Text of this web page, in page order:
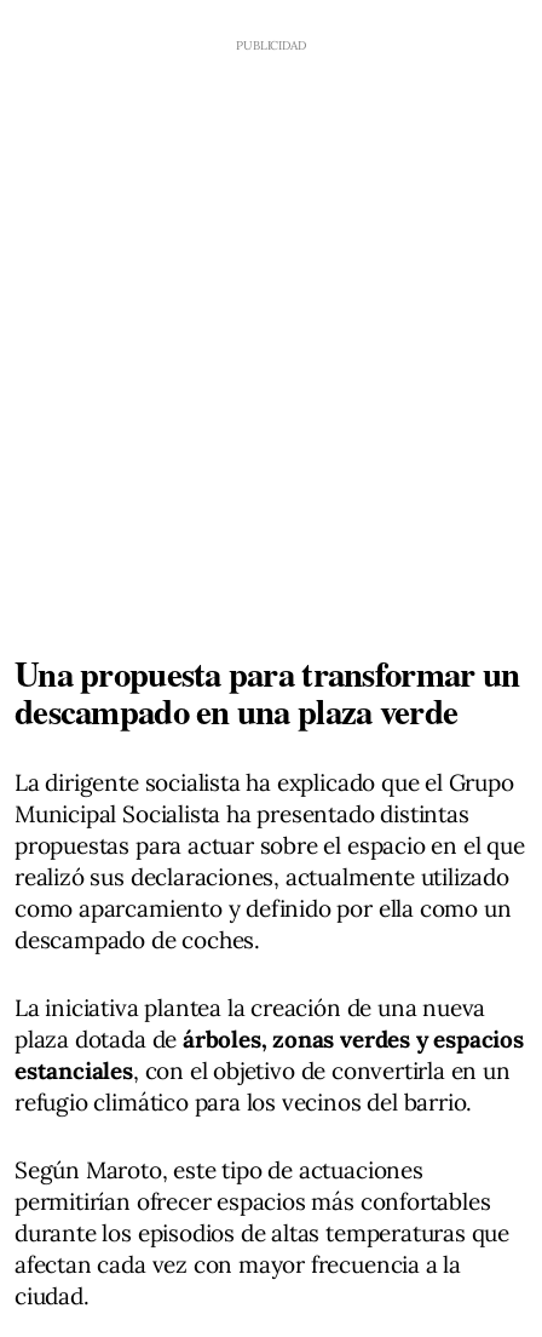
Una propuesta para transformar un
descampado en una plaza verde
La dirigente socialista ha explicado que el Grupo
Municipal Socialista ha presentado distintas
propuestas para actuar sobre el espacio en el que
realizó sus declaraciones, actualmente utilizado
como aparcamiento y definido por ella como un
descampado de coches.
La iniciativa plantea la creación de una nueva
plaza dotada de árboles, zonas verdes y espacios
estanciales, con el objetivo de convertirla en un
refugio climático para los vecinos del barrio.
Según Maroto, este tipo de actuaciones
permitirían ofrecer espacios más confortables
durante los episodios de altas temperaturas que
afectan cada vez con mayor frecuencia a la
ciudad.